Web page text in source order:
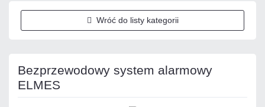
Wróć do listy kategorii
Bezprzewodowy system alarmowy
ELMES